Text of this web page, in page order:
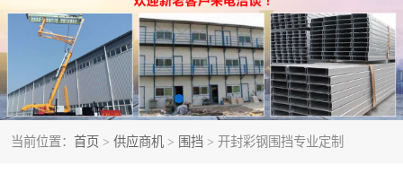
当前位置： 首页 > 供应商机 > 围挡 > 开封彩钢围挡专业定制
高空瓦机租赁 ASA合成树脂仿古瓦
CZ型钢 FRP采光板
PC多层板 PC耐力板
建筑围挡 楼层板